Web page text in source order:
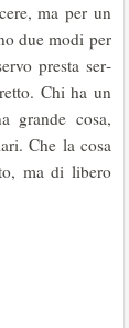
ma per un
due modi per
presta ser­
Chi ha un
grande cosa,
Che la cosa
ma di libero